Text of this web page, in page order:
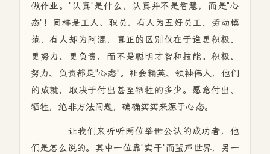
做作业。"认真"是什么，认真并不是智慧，而是"心
态"！同样是工人、职员，有人为五好员工、劳动模
范，有人却为阿混，真正的区别仅在于谁更积极、
更努力、更负责，而不是聪明才智和技能。积极、
努力、负责都是"心态"。社会精英、领袖伟人，他们
的成就，取决于付出甚至牺牲的多少。愿意付出、
牺牲，绝非方法问题，确确实实来源于心态。
让我们来听听两位举世公认的成功者，他
们是怎么说的。其中一位靠"实干"而蜚声世界，另一